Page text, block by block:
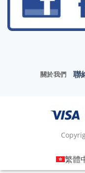
關於我們 聯
繁體